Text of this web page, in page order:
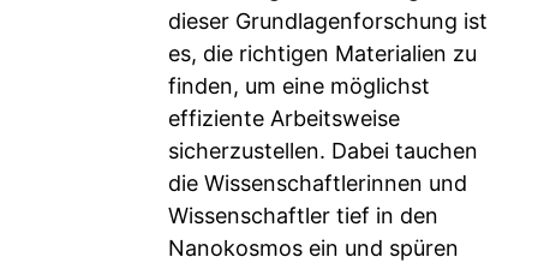
dieser Grundlagenforschung ist
es, die richtigen Materialien zu
finden, um eine möglichst
effiziente Arbeitsweise
sicherzustellen. Dabei tauchen
die Wissenschaftlerinnen und
Wissenschaftler tief in den
Nanokosmos ein und spüren